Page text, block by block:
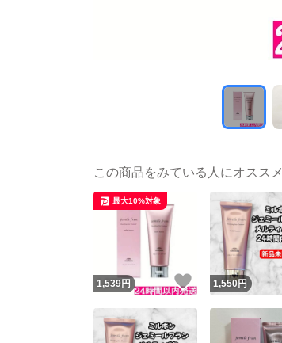
この商品をみている人にオススメ
1,539円 いいね！
最大10%対象
1,550円